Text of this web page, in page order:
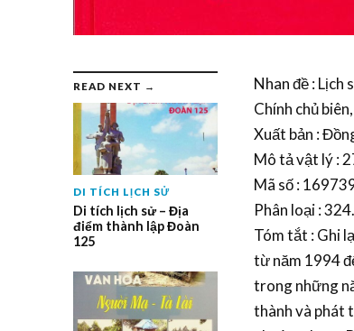
READ NEXT →
DI TÍCH LỊCH SỬ
Di tích lịch sử – Địa
điểm thành lập Đoàn
125
Nhan đề : Lịch
Chính chủ
Xuất bản :
Mô tả vật lý :
Mã số :
Phân loại :
Tóm tắt : Ghi
từ năm 1994
trong những
thành và phát